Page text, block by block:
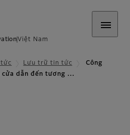
Việt Nam
tức Lưu trữ tin tức
Công
cửa dẫn đến tương …